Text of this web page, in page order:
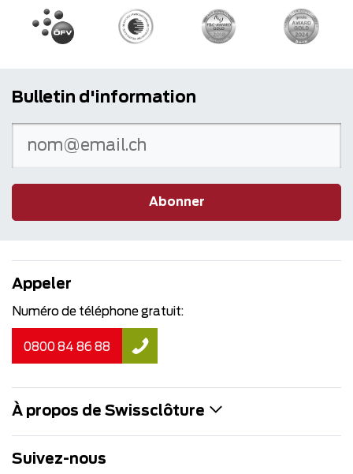
Bulletin d'information
Abonner
Appeler
Numéro de téléphone gratuit:
0800 84 86 88
À propos de Swissclôture
Suivez-nous